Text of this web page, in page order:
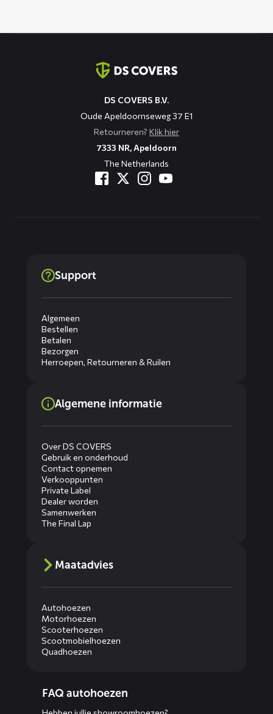
DS COVERS B.V.
Oude Apeldoornseweg 37 E1
Retourneren? Klik hier
7333 NR, Apeldoorn
The Netherlands
Support
Algemeen
Bestellen
Betalen
Bezorgen
Herroepen, Retourneren & Ruilen
Algemene informatie
Over DS COVERS
Gebruik en onderhoud
Contact opnemen
Verkooppunten
Private Label
Dealer worden
Samenwerken
The Final Lap
Maatadvies
Autohoezen
Motorhoezen
Scooterhoezen
Scootmobielhoezen
Quadhoezen
menusFAQ autohoezen